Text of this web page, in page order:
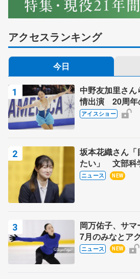
アクセスランキング
今日
中野友加里さ
情出演 20周年
ス」 宮本賢二
アイスショー
坂本花織さん「
たい」 文部科
代表謝辞
ニュース NEW
岡万佑子、サ
7月のみなとア
で
ニュース NEW